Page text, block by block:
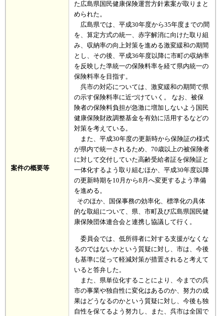
案件の概要等
た広島県国民健康保険運営方針素案が取りまと
められた。
広島県では、平成30年度から35年度までの間
を、算定方式の統一、赤字解消に向けた取り組
み、収納率の向上対策を進める激変緩和の期間
とし、その後、平成36年度以降に市町の収納率
を反映した準統一の保険料率を経て県内統一の
保険料率を目指す。
呉市の対応については、激変緩和の期間で県
の示す保険料率に近づけていく。 なお、被保
険者の保険料負担が急激に増加しないよう国民
健康保険財政調整基金を有効に活用するなどの
対策を考えている。
また、平成30年度の更新時から保険証の様式
が県内で統一されるため、70歳以上の被保険者
に対して交付していた高齢受給者証を保険証と
一体化するよう取り組むほか、平成30年度以降
の更新時期を10月から8月へ変更するよう準備
を進める。
そのほか、国保事務の効率化、標準化の具体
的な取組について、県、市町及び広島県国民健
康保険団体連合会と連携し協議して行く。
委員会では、低所得者に対する支援がなくな
るのではないかという質疑に対し、市は、今後
も基準に従って軽減対策が措置されると考えて
いると答弁した。
また、県単位化することにより、今までの呉
市の事業や独自性に変化はあるのか、努力の成
果はどうなるのかという質疑に対し、今後も独
自性を保てるよう努力し、また、呉市は全国で